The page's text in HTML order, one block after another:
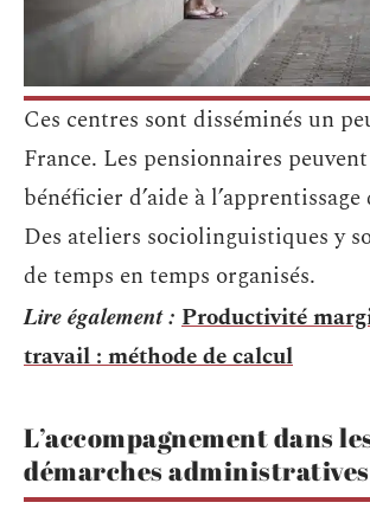
Ces centres sont disséminés un
France. Les pensionnaires
bénéficier d’aide à
Des ateliers sociolinguistiques y
de temps en temps organisés.
Lire également : Productivité
travail : méthode de calcul
L’accompagnement dans
démarches administratives